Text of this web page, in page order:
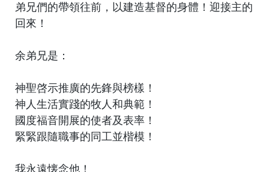
弟兄們的帶領往前，以建造基督的身體！迎接主的
回來！
余弟兄是：
神聖啓示推廣的先鋒與榜樣！
神人生活實踐的牧人和典範！
國度福音開展的使者及表率！
緊緊跟隨職事的同工並楷模！
我永遠懐念他！